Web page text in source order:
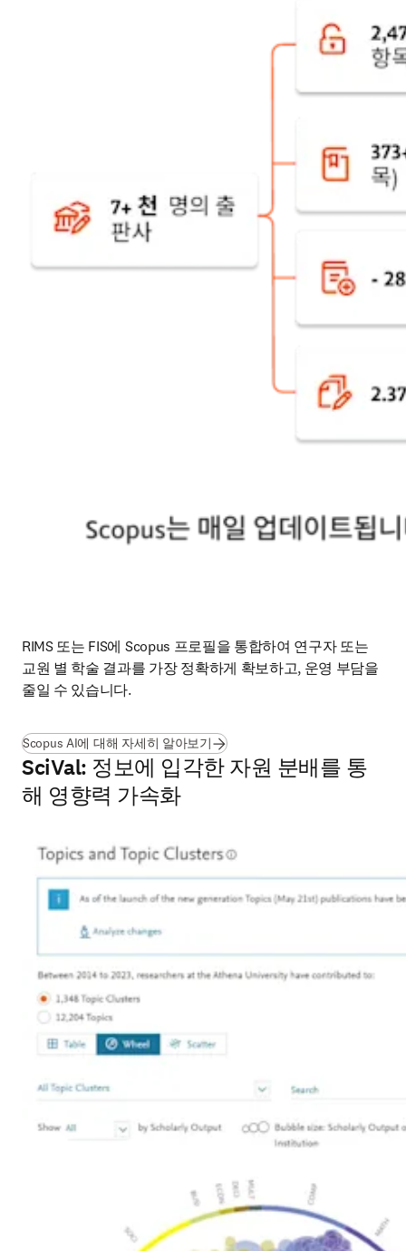
RIMS 또는 FIS에 Scopus 프로필을 통합하여 연구자 또는
교원 별 학술 결과를 가장 정확하게 확보하고, 운영 부담을
줄일 수 있습니다.
Scopus AI에 대해 자세히 알아보기
SciVal: 정보에 입각한 자원 분배를 통
해 영향력 가속화